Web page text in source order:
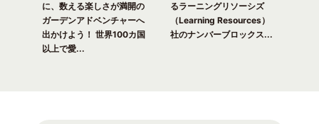
に、数える楽しさが満開の
ガーデンアドベンチャーへ
出かけよう！ 世界100カ国
以上で愛...
るラーニングリソーシズ
（Learning Resources）
社のナンバーブロックス...